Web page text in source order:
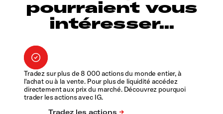
pourraient vous
intéresser...
Tradez sur plus de 8 000 actions du monde entier, à
l'achat ou à la vente. Pour plus de liquidité accédez
directement aux prix du marché. Découvrez pourquoi
trader les actions avec IG.